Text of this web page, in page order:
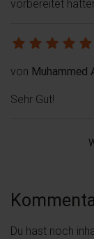
vorbereitet
von Muhammed
Sehr Gut!
Du hast noch